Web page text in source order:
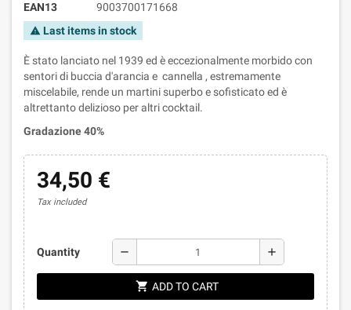
EAN13
9003700171668
warning Last items in stock
È stato lanciato nel 1939 ed è eccezionalmente morbido con
sentori di buccia d'arancia e cannella , estremamente
miscelabile, rende un martini superbo e sofisticato ed è
altrettanto delizioso per altri cocktail.
Gradazione 40%
34,50 €
Tax included
Quantity remove add
shopping_cart ADD TO CART